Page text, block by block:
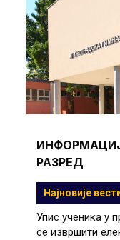
РАЗРЕД
Најновије
Упис ученика у
се извршити